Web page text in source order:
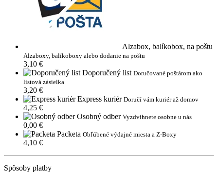
Alzabox, balíkobox, na poštu
Alzaboxy, balíkoboxy alebo dodanie na poštu
3,10 €
Doporučený list Doručované poštárom ako
listová zásielka
3,20 €
Express kuriér Doručí vám kuriér až domov
4,25 €
Osobný odber Vyzdvihnete osobne u nás
0,00 €
Packeta Obľúbené výdajné miesta a Z-Boxy
4,10 €
Spôsoby platby